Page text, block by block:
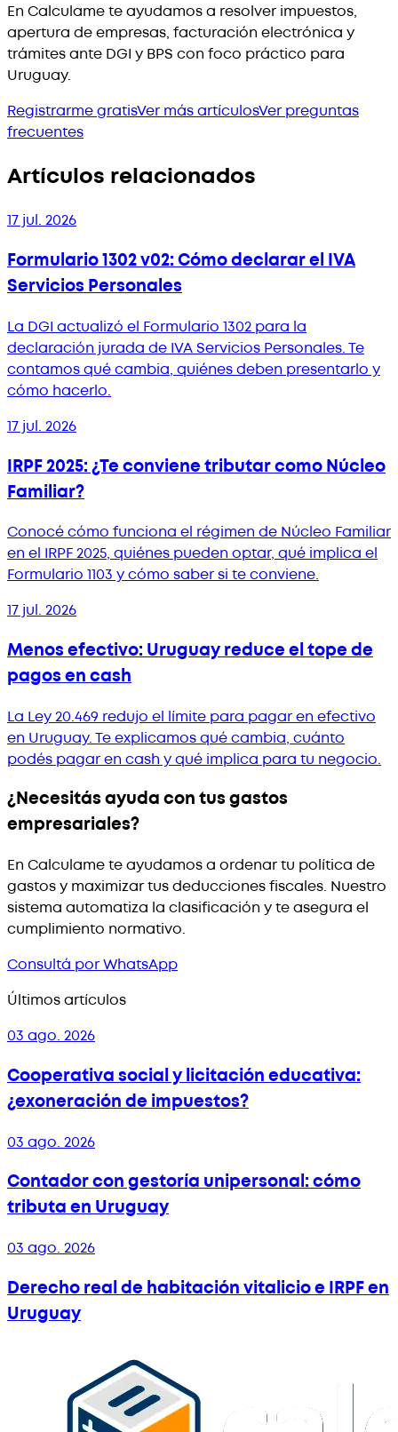
En Calculame te ayudamos a resolver impuestos,
apertura de empresas, facturación electrónica y
trámites ante DGI y BPS con foco práctico para
Uruguay.
Registrarme gratisVer más artículosVer preguntas
frecuentes
Artículos relacionados
17 jul. 2026
Formulario 1302 v02: Cómo declarar el IVA
Servicios Personales
La DGI actualizó el Formulario 1302 para la
declaración jurada de IVA Servicios Personales. Te
contamos qué cambia, quiénes deben presentarlo y
cómo hacerlo.
17 jul. 2026
IRPF 2025: ¿Te conviene tributar como Núcleo
Familiar?
Conocé cómo funciona el régimen de Núcleo Familiar
en el IRPF 2025, quiénes pueden optar, qué implica el
Formulario 1103 y cómo saber si te conviene.
17 jul. 2026
Menos efectivo: Uruguay reduce el tope de
pagos en cash
La Ley 20.469 redujo el límite para pagar en efectivo
en Uruguay. Te explicamos qué cambia, cuánto
podés pagar en cash y qué implica para tu negocio.
¿Necesitás ayuda con tus gastos
empresariales?
En Calculame te ayudamos a ordenar tu política de
gastos y maximizar tus deducciones fiscales. Nuestro
sistema automatiza la clasificación y te asegura el
cumplimiento normativo.
Consultá por WhatsApp
Últimos artículos
03 ago. 2026
Cooperativa social y licitación educativa:
¿exoneración de impuestos?
03 ago. 2026
Contador con gestoría unipersonal: cómo
tributa en Uruguay
03 ago. 2026
Derecho real de habitación vitalicio e IRPF en
Uruguay